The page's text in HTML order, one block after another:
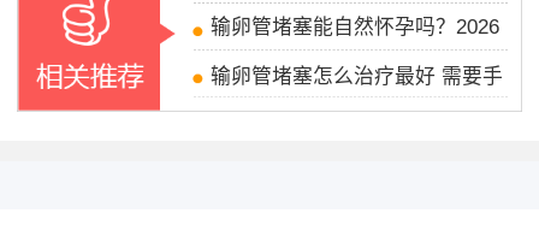
输卵管堵塞能自然怀孕吗？2026
输卵管堵塞怎么治疗最好 需要手